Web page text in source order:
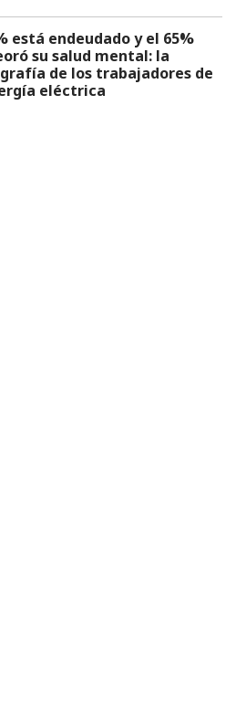
está endeudado y el 65%
su salud mental: la
de los trabajadores de
eléctrica